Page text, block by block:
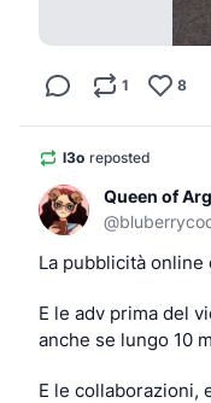
1 8
l3o reposted
Queen of
@
La pubblicità online
E le adv prima del
anche se lungo 10
E le collaborazioni,